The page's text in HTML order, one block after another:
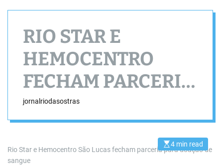
RIO STAR E
HEMOCENTRO
FECHAM PARCERIA
PARA DOAÇÃO DE
SANGUE
jornalriodasostras
E
s
4 min read
Rio Star e Hemocentro São Lucas fecham parceria para doação de
sangue